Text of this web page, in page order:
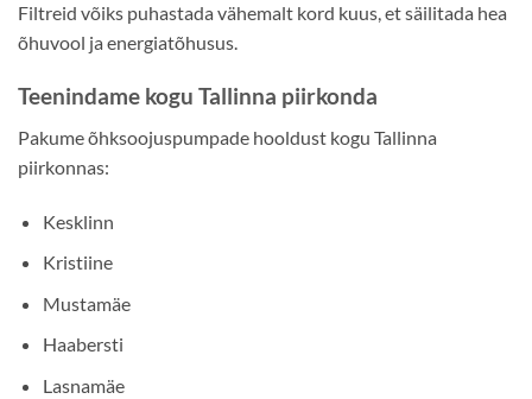
Filtreid võiks puhastada vähemalt kord kuus, et säilitada hea
õhuvool ja energiatõhusus.
Teenindame kogu Tallinna piirkonda
Pakume õhksoojuspumpade hooldust kogu Tallinna
piirkonnas:
Kesklinn
Kristiine
Mustamäe
Haabersti
Lasnamäe